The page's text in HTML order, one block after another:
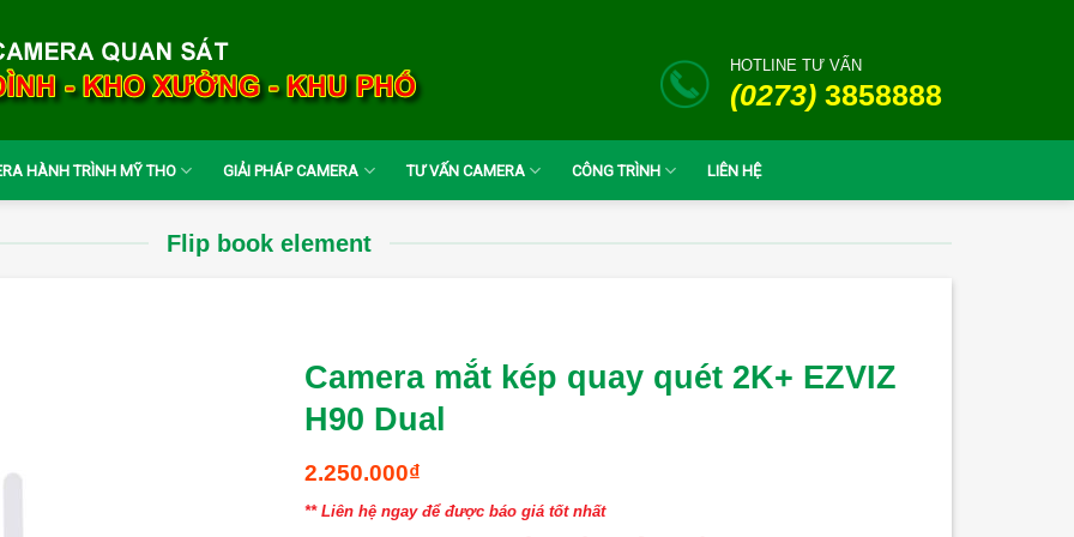
HOTLINE TƯ VẤN
(0273) 3858888
HÀNH TRÌNH MỸ THO GIẢI PHÁP CAMERA TƯ VẤN CAMERA CÔNG TRÌNH LIÊN HỆ
Flip book element
Camera mắt kép quay quét 2K+ EZVIZ
H90 Dual
2.250.000₫
** Liên hệ ngay để được báo giá tốt nhất